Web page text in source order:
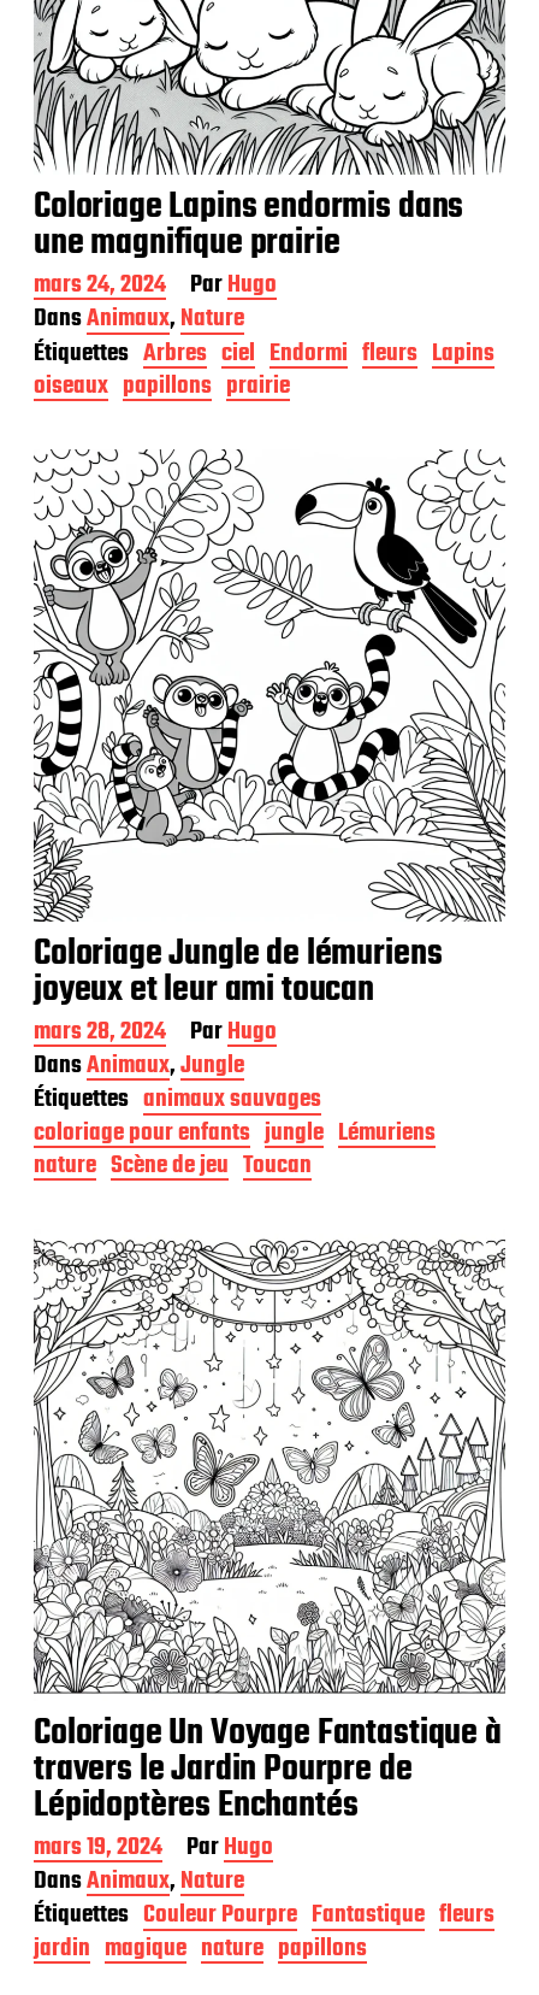
Coloriage Lapins endormis dans
une magnifique prairie
D
a
t
e
d
e
u
b
l
i
c
a
t
i
o
n
mars 24, 2024 ParHugo
DansAnimaux,Nature
Étiquettes Arbres ciel Endormi fleurs Lapins
oiseaux papillons prairie
Coloriage Jungle de lémuriens
joyeux et leur ami toucan
D
a
t
e
d
e
p
l
i
c
a
t
i
o
n
mars 28, 2024 ParHugo
DansAnimaux,Jungle
Étiquettes animaux sauvages
coloriage pour enfants jungle Lémuriens
nature Scène de jeu Toucan
Coloriage Un Voyage Fantastique à
travers le Jardin Pourpre de
Lépidoptères Enchantés
D
a
t
e
d
e
mars 19, 2024 ParHugo
DansAnimaux,Nature
Étiquettes Couleur Pourpre Fantastique fleurs
jardin magique nature papillons